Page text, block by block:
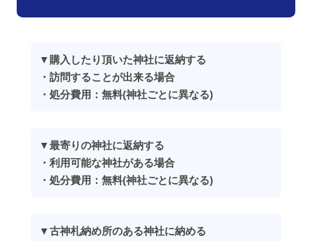
▼購入したり頂いた神社に返納する
・訪問することが出来る場合
・処分費用：無料(神社ごとに異なる)
▼最寄りの神社に返納する
・利用可能な神社がある場合
・処分費用：無料(神社ごとに異なる)
▼古神札納め所のある神社に納める